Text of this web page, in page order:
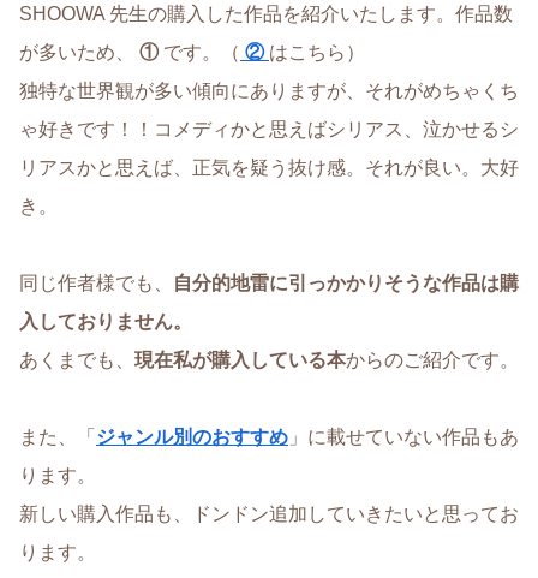
SHOOWA 先生の購入した作品を紹介いたします。作品数
が多いため、
① です。（ ② はこちら）
独特な世界観が多い傾向にありますが、それがめちゃくち
ゃ好きです！！コメディかと思えばシリアス、泣かせるシ
リアスかと思えば、正気を疑う抜け感。それが良い。大好
き。
同じ作者様でも、
自分的地雷に引っかかりそうな作品は購
入しておりません。
あくまでも、 現在私が購入している本からのご紹介です。
また、「 ジャンル別のおすすめ 」に載せていない作品もあ
ります。
新しい購入作品も、ドンドン追加していきたいと思ってお
ります。